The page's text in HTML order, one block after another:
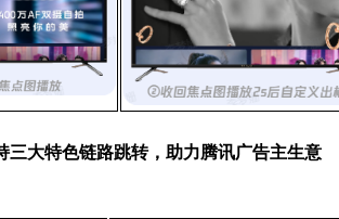
三大特色链路跳转，助力腾讯广告主生意